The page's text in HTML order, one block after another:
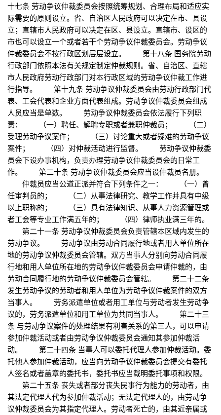
十七条 劳动争议仲裁委员会按照统筹规划、合理布局和适应实
际需要的原则设立。省、自治区人民政府可以决定在市、县设
立；直辖市人民政府可以决定在区、县设立。直辖市、设区的
市也可以设立一个或者若干个劳动争议仲裁委员会。劳动争议
仲裁委员会不按行政区划层层设立。 第十八条 国务院劳动
行政部门依照本法有关规定制定仲裁规则。省、自治区、直辖
市人民政府劳动行政部门对本行政区域的劳动争议仲裁工作进
行指导。 第十九条 劳动争议仲裁委员会由劳动行政部门代
表、工会代表和企业方面代表组成。劳动争议仲裁委员会组成
人员应当是单数。 劳动争议仲裁委员会依法履行下列职
责： （一）聘任、解聘专职或者兼职仲裁员； （二）
受理劳动争议案件； （三）讨论重大或者疑难的劳动争议
案件； （四）对仲裁活动进行监督。 劳动争议仲裁委
员会下设办事机构，负责办理劳动争议仲裁委员会的日常工
作。 第二十条 劳动争议仲裁委员会应当设仲裁员名册。
仲裁员应当公道正派并符合下列条件之一： （一）曾
任审判员的； （二）从事法律研究、教学工作并具有中级
以上职称的； （三）具有法律知识、从事人力资源管理或
者工会等专业工作满五年的； （四）律师执业满三年的。
第二十一条 劳动争议仲裁委员会负责管辖本区域内发生的
劳动争议。 劳动争议由劳动合同履行地或者用人单位所在
地的劳动争议仲裁委员会管辖。双方当事人分别向劳动合同履
行地和用人单位所在地的劳动争议仲裁委员会申请仲裁的，由
劳动合同履行地的劳动争议仲裁委员会管辖。 第二十二条
发生劳动争议的劳动者和用人单位为劳动争议仲裁案件的双方
当事人。 劳务派遣单位或者用工单位与劳动者发生劳动争
议的，劳务派遣单位和用工单位为共同当事人。 第二十三
条 与劳动争议案件的处理结果有利害关系的第三人，可以申请
参加仲裁活动或者由劳动争议仲裁委员会通知其参加仲裁活
动。 第二十四条 当事人可以委托代理人参加仲裁活动。委
托他人参加仲裁活动，应当向劳动争议仲裁委员会提交有委托
人签名或者盖章的委托书，委托书应当载明委托事项和权限。
第二十五条 丧失或者部分丧失民事行为能力的劳动者，由
其法定代理人代为参加仲裁活动；无法定代理人的，由劳动争
议仲裁委员会为其指定代理人。劳动者死亡的，由其近亲属或